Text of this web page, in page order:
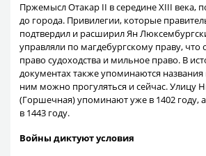
Пржемысл Отакар II в середине XIII века,
до города. Привилегии, которые
подтвердил и расширил Ян
управляли по магдебургскому праву, что
право судоходства и мильное право. В
документах также упоминаются
ним можно прогуляться и сейчас. Улицу
(Горшечная) упоминают уже в 1402 году,
в 1443 году.
Войны диктуют условия